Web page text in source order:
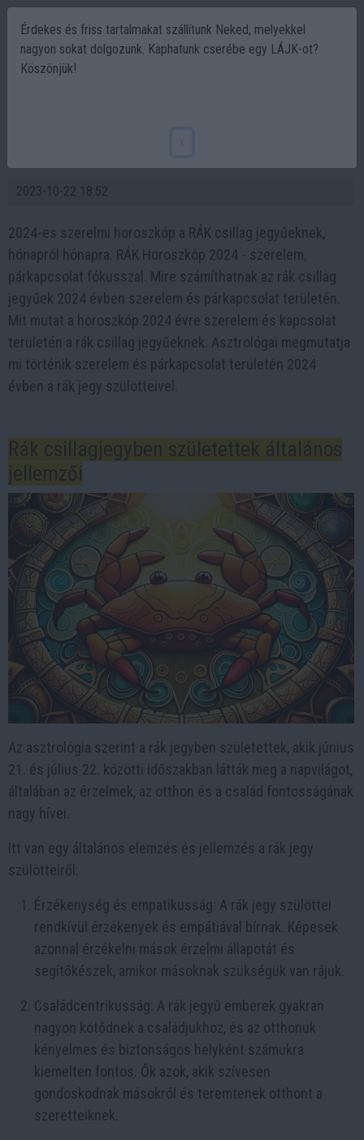
2023-10-22 18:52
2024-es szerelmi horoszkóp a RÁK csillag jegyűeknek,
hónapról hónapra. RÁK Horoszkóp 2024 - szerelem,
párkapcsolat fókusszal. Mire számíthatnak az rák csillag
jegyűek 2024 évben szerelem és párkapcsolat területén.
Mit mutat a horoszkóp 2024 évre szerelem és kapcsolat
területén a rák csillag jegyűeknek. Asztrológai megmutatja
mi történik szerelem és párkapcsolat területén 2024
évben a rák jegy szülötteivel.
Rák csillagjegyben születettek általános
jellemzői
Az asztrológia szerint a rák jegyben születettek, akik június
21. és július 22. közötti időszakban látták meg a napvilágot,
általában az érzelmek, az otthon és a család fontosságának
nagy hívei.
Itt van egy általános elemzés és jellemzés a rák jegy
szülötteiről:
Érzékenység és empatikusság: A rák jegy szülöttei
rendkívül érzékenyek és empátiával bírnak. Képesek
azonnal érzékelni mások érzelmi állapotát és
segítőkészek, amikor másoknak szükségük van rájuk.
Családcentrikusság: A rák jegyű emberek gyakran
nagyon kötődnek a családjukhoz, és az otthonuk
kényelmes és biztonságos helyként számukra
kiemelten fontos. Ők azok, akik szívesen
gondoskodnak másokról és teremtenek otthont a
szeretteiknek.
Érdekes és friss tartalmakat szállítunk Neked, melyekkel
nagyon sokat dolgozunk. Kaphatunk cserébe egy LÁJK-ot?
Köszönjük!